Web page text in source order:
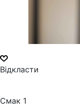
Відкласти
Смак 1